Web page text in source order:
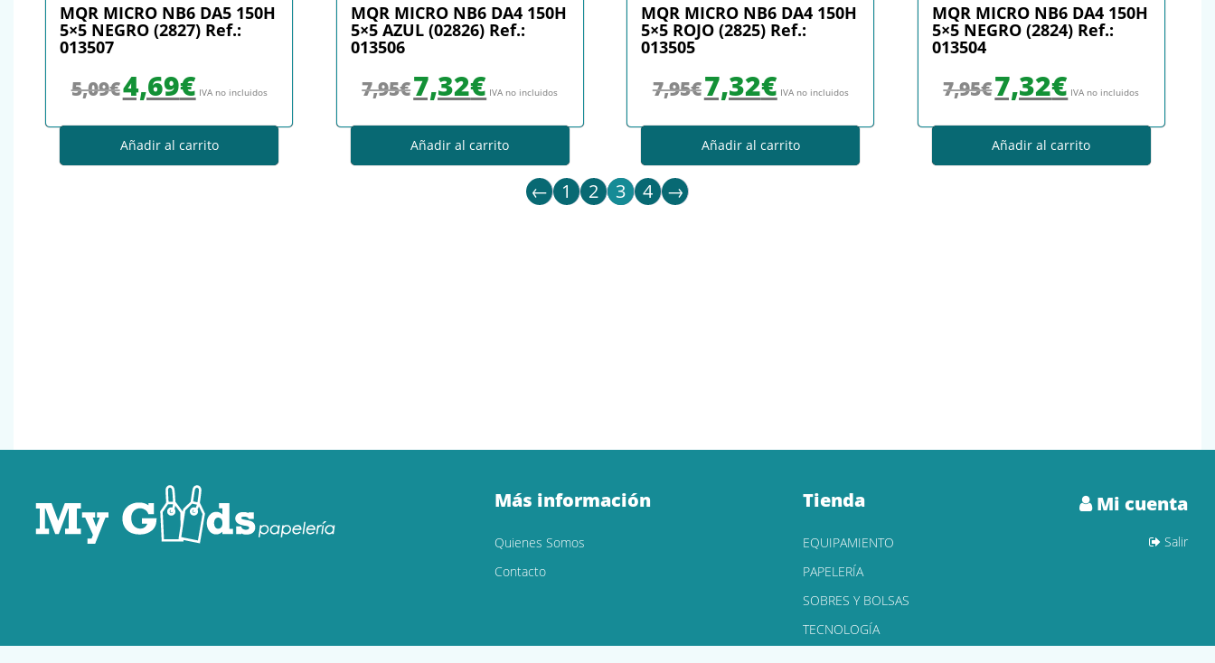
MQR MICRO NB6 DA5 150H
5×5 NEGRO (2827) Ref.:
013507
5,09€4,69€ IVA no incluidos
Añadir al carrito
MQR MICRO NB6 DA4 150H
5×5 AZUL (02826) Ref.:
013506
7,95€7,32€ IVA no incluidos
Añadir al carrito
MQR MICRO NB6 DA4 150H
5×5 ROJO (2825) Ref.:
013505
7,95€7,32€ IVA no incluidos
Añadir al carrito
MQR MICRO NB6 DA4 150H
5×5 NEGRO (2824) Ref.:
013504
7,95€7,32€ IVA no incluidos
Añadir al carrito
← 1 2 3 4 →
Más información
Quienes Somos
Contacto
Tienda
EQUIPAMIENTO
PAPELERÍA
SOBRES Y BOLSAS
TECNOLOGÍA
Mi cuenta
Salir